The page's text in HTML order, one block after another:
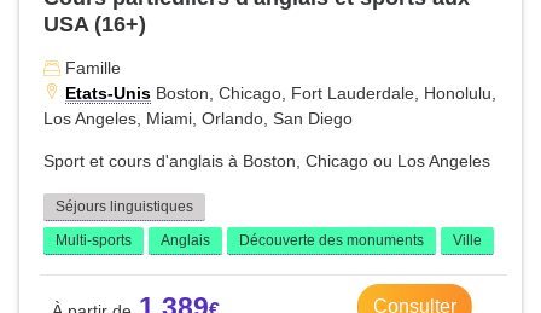
USA (16+)
Famille
Etats-Unis Boston, Chicago, Fort Lauderdale, Honolulu,
Los Angeles, Miami, Orlando, San Diego
Sport et cours d'anglais à Boston, Chicago ou Los Angeles
Séjours linguistiques
Multi-sports
Anglais Découverte des monuments Ville
Consulter